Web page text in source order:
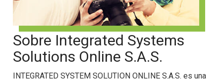
Sobre Integrated Systems
Solutions Online S.A.S.
INTEGRATED SYSTEM SOLUTION ONLINE S.A.S. es una